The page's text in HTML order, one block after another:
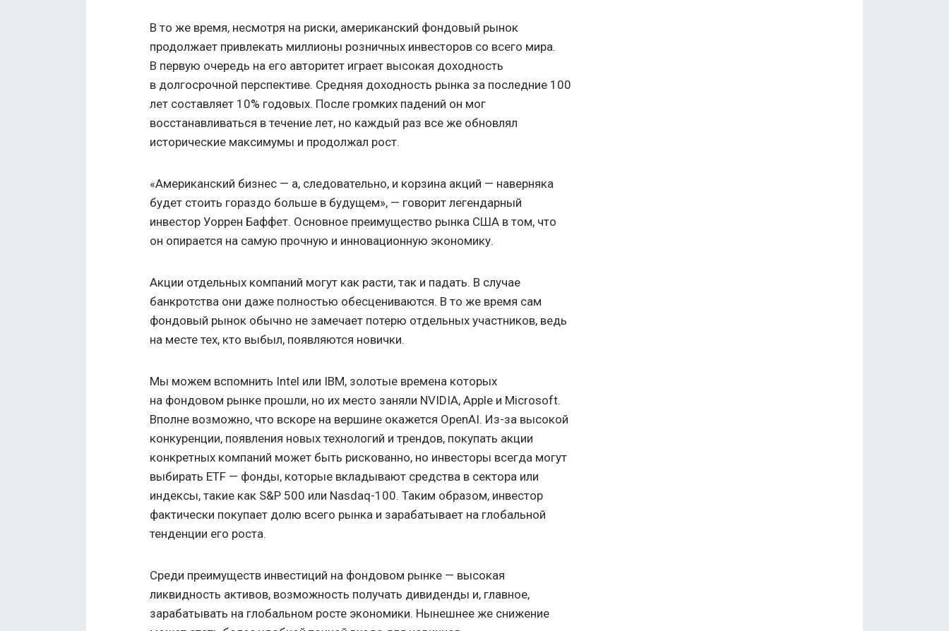
В то же время, несмотря на риски, американский фондовый рынок
продолжает привлекать миллионы розничных инвесторов со всего мира.
В первую очередь на его авторитет играет высокая доходность
в долгосрочной перспективе. Средняя доходность рынка за последние 100
лет составляет 10% годовых. После громких падений он мог
восстанавливаться в течение лет, но каждый раз все же обновлял
исторические максимумы и продолжал рост.
«Американский бизнес — а, следовательно, и корзина акций — наверняка
будет стоить гораздо больше в будущем», — говорит легендарный
инвестор Уоррен Баффет. Основное преимущество рынка США в том, что
он опирается на самую прочную и инновационную экономику.
Акции отдельных компаний могут как расти, так и падать. В случае
банкротства они даже полностью обесцениваются. В то же время сам
фондовый рынок обычно не замечает потерю отдельных участников, ведь
на месте тех, кто выбыл, появляются новички.
Мы можем вспомнить Intel или IBM, золотые времена которых
на фондовом рынке прошли, но их место заняли NVIDIA, Apple и Microsoft.
Вполне возможно, что вскоре на вершине окажется OpenAI. Из-за высокой
конкуренции, появления новых технологий и трендов, покупать акции
конкретных компаний может быть рискованно, но инвесторы всегда могут
выбирать ETF — фонды, которые вкладывают средства в сектора или
индексы, такие как S&P 500 или Nasdaq-100. Таким образом, инвестор
фактически покупает долю всего рынка и зарабатывает на глобальной
тенденции его роста.
Среди преимуществ инвестиций на фондовом рынке — высокая
ликвидность активов, возможность получать дивиденды и, главное,
зарабатывать на глобальном росте экономики. Нынешнее же снижение